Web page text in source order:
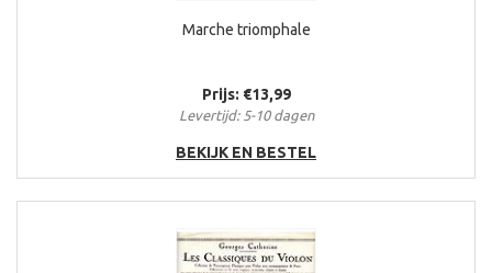
Marche triomphale
Prijs: €13,99
Levertijd: 5-10 dagen
BEKIJK EN BESTEL